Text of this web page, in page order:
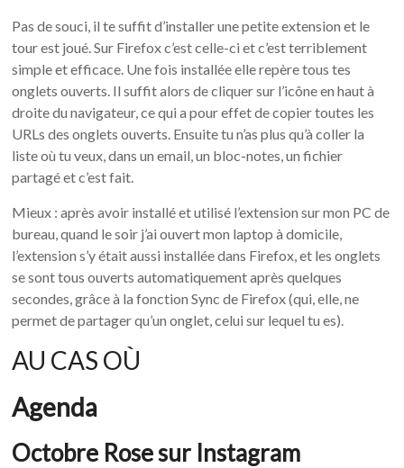
Pas de souci, il te suffit d’installer une petite extension et le
tour est joué. Sur Firefox c’est celle-ci et c’est terriblement
simple et efficace. Une fois installée elle repère tous tes
onglets ouverts. Il suffit alors de cliquer sur l’icône en haut à
droite du navigateur, ce qui a pour effet de copier toutes les
URLs des onglets ouverts. Ensuite tu n’as plus qu’à coller la
liste où tu veux, dans un email, un bloc-notes, un fichier
partagé et c’est fait.
Mieux : après avoir installé et utilisé l’extension sur mon PC de
bureau, quand le soir j’ai ouvert mon laptop à domicile,
l’extension s’y était aussi installée dans Firefox, et les onglets
se sont tous ouverts automatiquement après quelques
secondes, grâce à la fonction Sync de Firefox (qui, elle, ne
permet de partager qu’un onglet, celui sur lequel tu es).
AU CAS OÙ
Agenda
Octobre Rose sur Instagram